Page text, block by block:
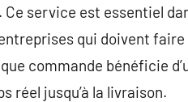
service est essentiel
qui doivent
commande bénéficie
réel jusqu’à la livraison.